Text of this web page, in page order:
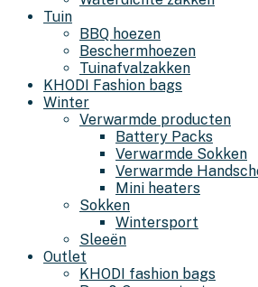
Tuin
BBQ hoezen
Beschermhoezen
Tuinafvalzakken
KHODI Fashion bags
Winter
Verwarmde producten
Battery Packs
Verwarmde Sokken
Verwarmde
Mini heaters
Sokken
Wintersport
Sleeën
Outlet
KHODI fashion bags